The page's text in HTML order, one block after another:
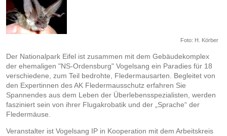
Foto: H. Körber
Der Nationalpark Eifel ist zusammen mit dem Gebäudekomplex
der ehemaligen "NS-Ordensburg" Vogelsang ein Paradies für 18
verschiedene, zum Teil bedrohte, Fledermausarten. Begleitet von
den Expertinnen des AK Fledermausschutz erfahren Sie
Spannendes aus dem Leben der Überlebensspezialisten, werden
fasziniert sein von ihrer Flugakrobatik und der „Sprache“ der
Fledermäuse.
Veranstalter ist Vogelsang IP in Kooperation mit dem Arbeitskreis